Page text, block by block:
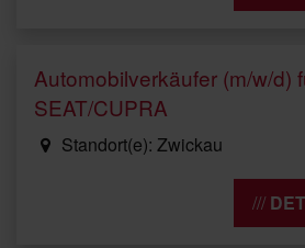
Automobilverkäufer (m/w/d)
SEAT/CUPRA
Standort(e): Zwickau